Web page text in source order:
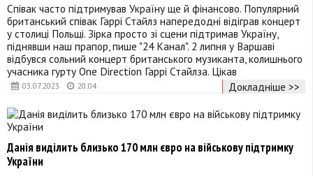
03.07.2023 20:04
Співак часто підтримував Україну ще й фінансово. Популярний
британський співак Гаррі Стайлз напередодні відіграв концерт
у столиці Польщі. Зірка просто зі сцени підтримав Україну,
піднявши наш прапор, пише "24 Канал". 2 липня у Варшаві
відбувся сольний концерт британського музиканта, колишнього
учасника гурту One Direction Гаррі Стайлза. Цікав
Докладніше >>
Данія виділить близько 170 млн євро на військову підтримку
України